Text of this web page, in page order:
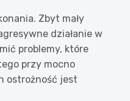
Zbyt mały
działanie w
problemy, które
przy mocno
ostrożność jest